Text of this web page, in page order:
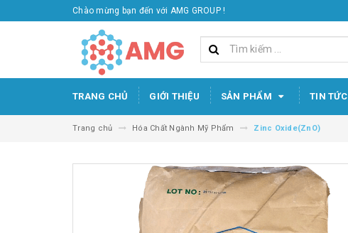
Chào mừng bạn đến với AMG GROUP !
TRANG CHỦ GIỚI THIỆU SẢN PHẨM TIN TỨC
Trang chủ Hóa Chất Ngành Mỹ Phẩm Zinc Oxide(ZnO)